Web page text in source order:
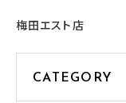
梅田エスト店